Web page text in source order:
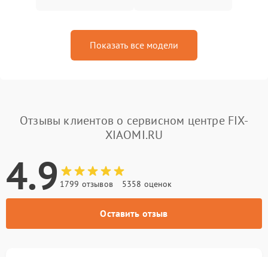
Показать все модели
Отзывы клиентов о сервисном центре FIX-
XIAOMI.RU
4.9 1799 отзывов 5358 оценок
Оставить отзыв